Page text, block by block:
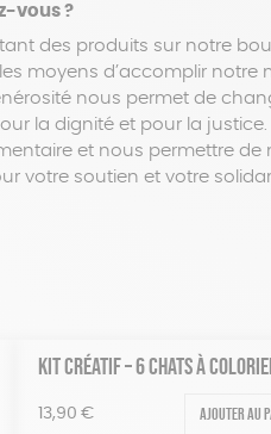
vous ?
des produits sur notre
moyens d’accomplir notre
nous permet de
la dignité et pour la
et nous permettre
votre soutien et votre
KIT CRÉATIF – 6 CHATS À
13,90 € Ajouter au